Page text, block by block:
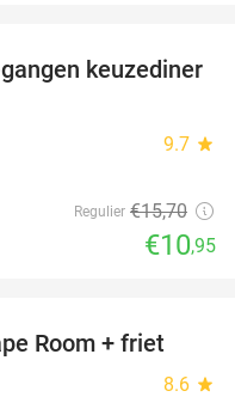
30%
keuzediner
9.7 star
Regulier €15,70
€10,95
39%
Room + friet
8.6 star